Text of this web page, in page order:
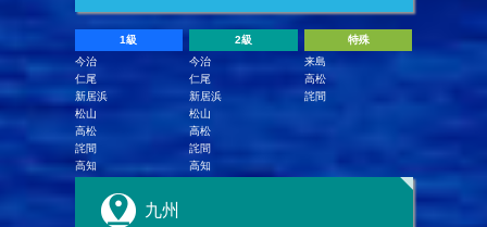
1級
今治
仁尾
新居浜
松山
高松
詫間
高知
2級
今治
仁尾
新居浜
松山
高松
詫間
高知
特殊
来島
高松
詫間
九州